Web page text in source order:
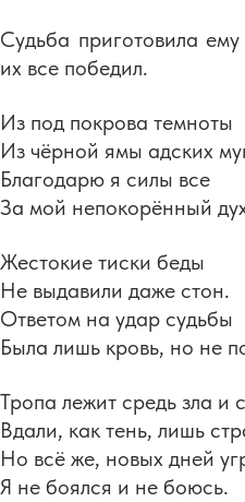
Судьба приготовила
их все победил.
Из под покрова темноты
Из чёрной ямы адских
Благодарю я силы все
За мой непокорённый
Жестокие тиски беды
Не выдавили даже стон.
Ответом на удар судьбы
Была лишь кровь, но не
Тропа лежит средь зла и
Вдали, как тень, лишь
Но всё же, новых дней
Я не боялся и не боюсь.